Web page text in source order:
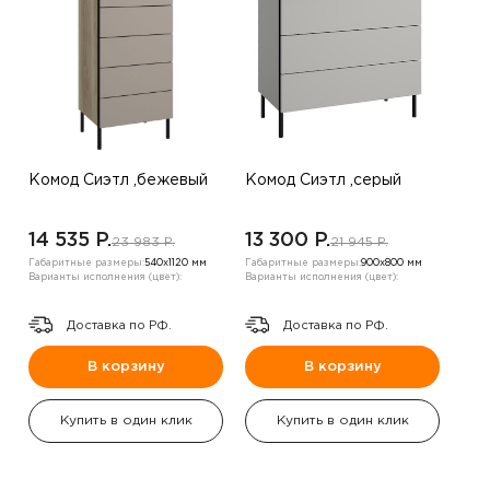
Комод Сиэтл ,бежевый
14 535 P.23 983 P.
Габаритные размеры:540х1120 мм
Варианты исполнения (цвет):
Доставка по РФ.
В корзину
Купить в один клик
Комод Сиэтл ,серый
13 300 P.21 945 P.
Габаритные размеры:900х800 мм
Варианты исполнения (цвет):
Доставка по РФ.
В корзину
Купить в один клик